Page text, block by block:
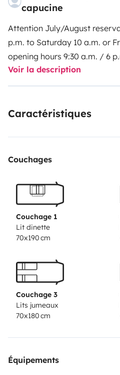
capucine
Attention July/August
p.m. to Saturday 10 a.m. or
opening hours 9:30 a.m. / 6
and holidays consult us.
sleeping places - 7 places
are facing something you
anatomical and
welcoming, comfortable and
vehicles are an expression
craftsmanship with years of
KATAMARANO very
spending a holiday in peace.
kitchen with a lot of storage,
convertible into sleeping 1
table convertible into
110cmX190cm
A large double
two armchairs and a table
of €200For any rental, a Gas
Voir la description
Caractéristiques
Couchages
Couchage 1
Lit dinette
70x190 cm
Couchage 3
Lits jumeaux
70x180 cm
Équipements